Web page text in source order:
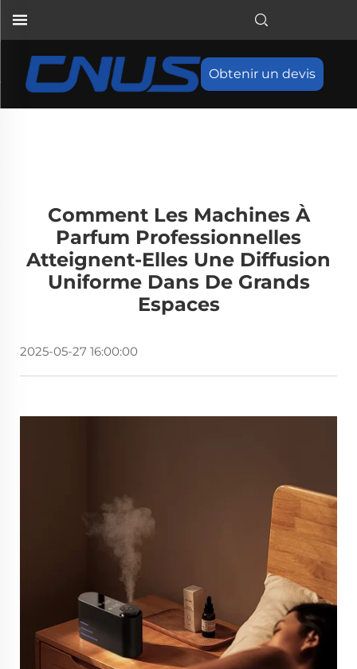
Obtenir un devis
Comment Les Machines À
Parfum Professionnelles
Atteignent-Elles Une Diffusion
Uniforme Dans De Grands
Espaces
2025-05-27 16:00:00